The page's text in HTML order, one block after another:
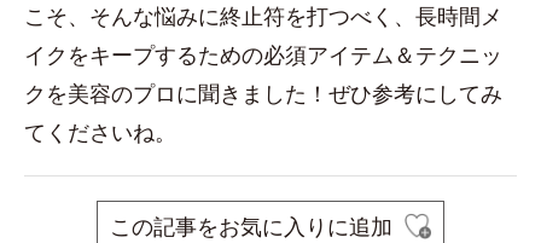
こそ、そんな悩みに終止符を打つべく、長時間メ
イクをキープするための必須アイテム＆テクニッ
クを美容のプロに聞きました！ぜひ参考にしてみ
てくださいね。
この記事をお気に入りに追加